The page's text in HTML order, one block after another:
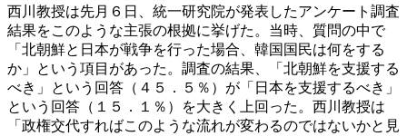
西川教授は先月６日、統一研究院が発表したアンケート調査
結果をこのような主張の根拠に挙げた。当時、質問の中で
「北朝鮮と日本が戦争を行った場合、韓国国民は何をする
か」という項目があった。調査の結果、「北朝鮮を支援する
べき」という回答（４５．５％）が「日本を支援するべき」
という回答（１５．１％）を大きく上回った。西川教授は
「政権交代すればこのような流れが変わるのではないかと見